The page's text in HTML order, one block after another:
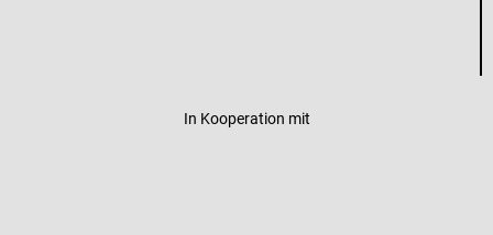
In Kooperation mit